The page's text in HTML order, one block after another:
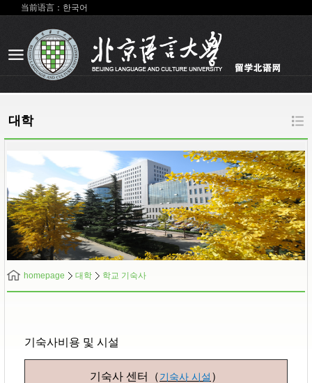
当前语言：한국어
대학
homepage 대학 학교 기숙사
기숙사비용 및 시설
기숙사 센터 （ 기숙사 시설 ）